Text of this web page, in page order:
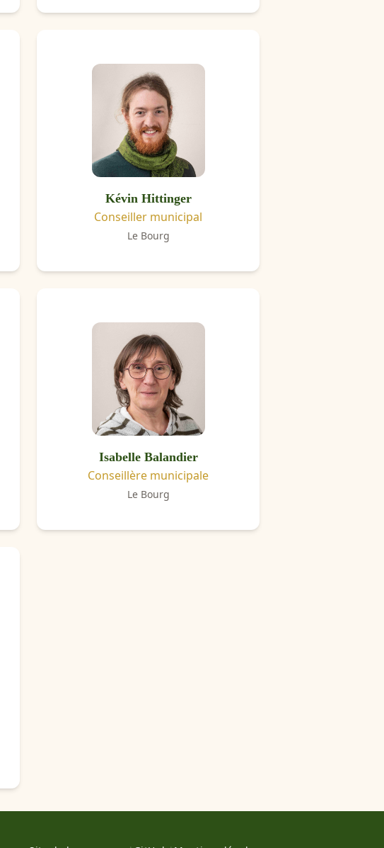
Kévin Hittinger
Conseiller municipal
Le Bourg
Isabelle Balandier
Conseillère municipale
Le Bourg